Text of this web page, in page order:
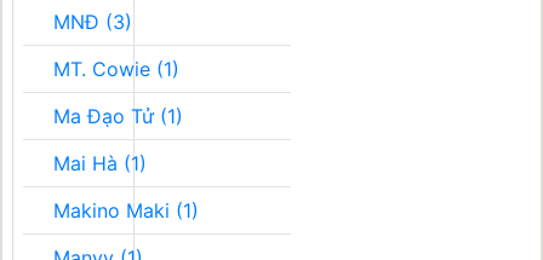
MNĐ (3)
MT. Cowie (1)
Ma Đạo Tử (1)
Mai Hà (1)
Makino Maki (1)